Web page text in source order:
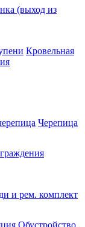
(выход из
Кровельная
Черепица
и рем. комплект
Обустройство